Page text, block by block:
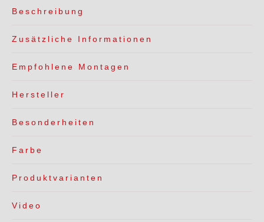
Beschreibung
Zusätzliche Informationen
Empfohlene Montagen
Hersteller
Besonderheiten
Farbe
Produktvarianten
Video